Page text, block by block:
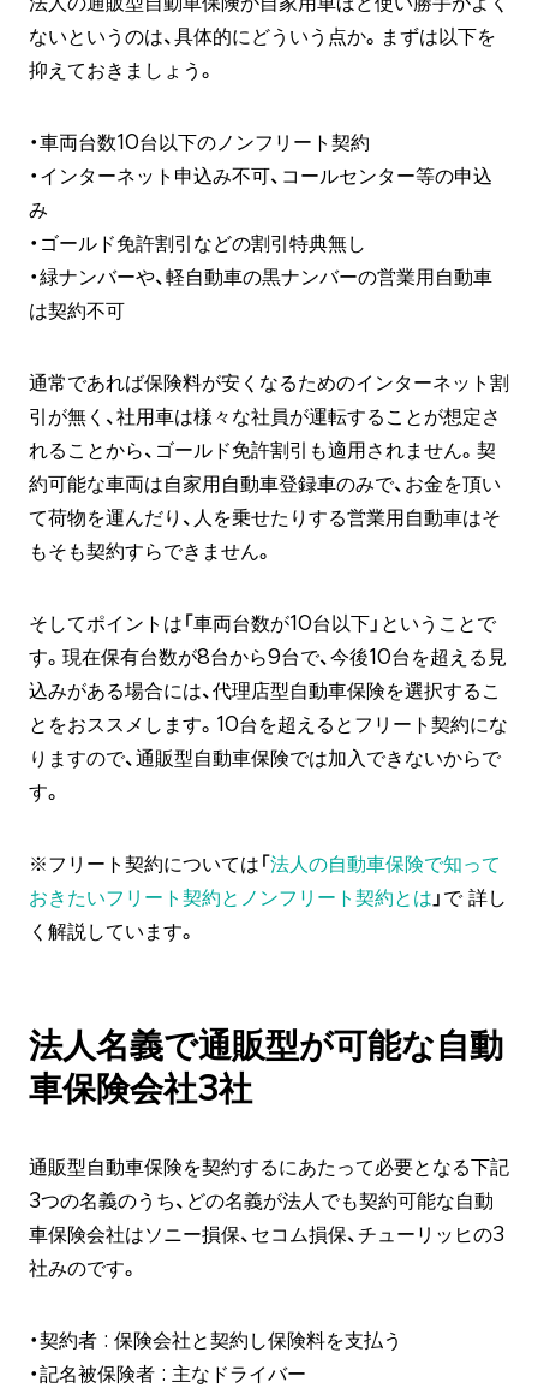
ないというのは、具体的にどういう点か。まずは以下を
抑えておきましょう。
・車両台数10台以下のノンフリート契約
・インターネット申込み不可、コールセンター等の申込
み
・ゴールド免許割引などの割引特典無し
・緑ナンバーや、軽自動車の黒ナンバーの営業用自動車
は契約不可
通常であれば保険料が安くなるためのインターネット割
引が無く、社用車は様々な社員が運転することが想定さ
れることから、ゴールド免許割引も適用されません。契
約可能な車両は自家用自動車登録車のみで、お金を頂い
て荷物を運んだり、人を乗せたりする営業用自動車はそ
もそも契約すらできません。
そしてポイントは「車両台数が10台以下」ということで
す。現在保有台数が8台から9台で、今後10台を超える見
込みがある場合には、代理店型自動車保険を選択するこ
とをおススメします。10台を超えるとフリート契約にな
りますので、通販型自動車保険では加入できないからで
す。
※フリート契約については「 法人の自動車保険で知って
おきたいフリート契約とノンフリート契約とは 」で 詳し
く解説しています。
法人名義で通販型が可能な自動
車保険会社3社
通販型自動車保険を契約するにあたって必要となる下記
3つの名義のうち、どの名義が法人でも契約可能な自動
車保険会社はソニー損保、セコム損保、チューリッヒの3
社みのです。
・契約者 : 保険会社と契約し保険料を支払う
・記名被保険者 : 主なドライバー